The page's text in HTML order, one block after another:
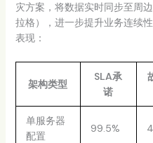
灾方案，将数据实时同步至周
拉格），进一步提升业务连续
表现：
架构类型
SLA承
诺
单服务器
配置
99.5%